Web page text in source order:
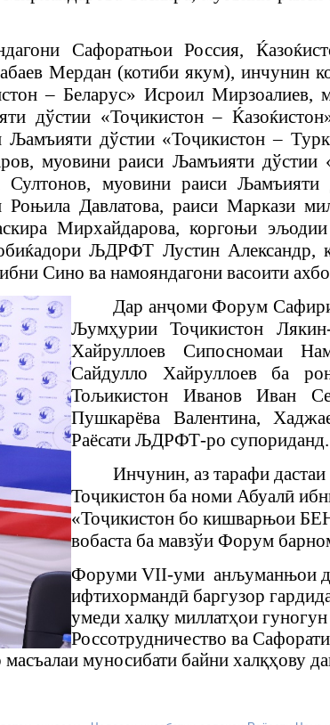
Сафоратњои Россия, Ќазоќ
Мердан (котиби якум), инчунин
– Беларус» Исроил Мирзоалиев,
дўстии «Тоҷикистон –
Љамъияти дўстии «Тоҷикистон –
муовини раиси Љамъияти дўстии
муовини раиси Љамъияти
Давлатова, раиси Маркази
Мирхайдарова, коргоњи
ЉДРФТ Лустин
ибни Сино ва намояндагони васоити
Дар анҷомиФорум
Љумҳурии Тоҷикистон
Хайруллоев Сипосномаи
Сайдулло Хайруллоев ба
Тољикистон Иванов Иван
Пушкарёва Валентина,
Раёсати ЉДРФТ-ро супориданд.
Инчунин, аз тарафи дастаи
Тоҷикистон ба номи Абуалӣ
«Тоҷикистон бо кишварњои
вобаста ба мавзўи Форум
Форуми VII-уми анљуманњои
ифтихормандӣ баргузор
умеди халқу миллатҳои
Россотрудничество ва
масъалаи муносибати байни халқҳову